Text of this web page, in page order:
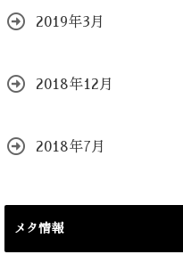
2019年3月
2018年12月
2018年7月
メタ情報